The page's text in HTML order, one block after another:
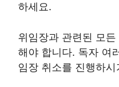
하세요.
위임장과 관련된 모
해야 합니다. 독자 여
임장 취소를 진행하